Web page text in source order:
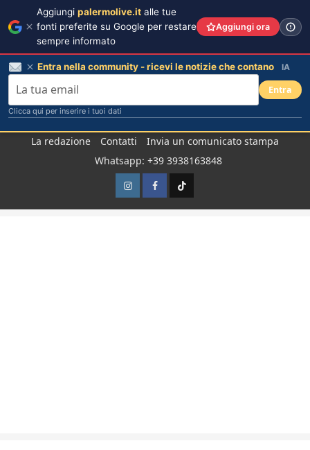
La redazione Contatti
Invia un comunicato stampa
Whatsapp: +39 3938163848
InstagramFacebook
TikTok
Aggiungi palermolive.it alle tue
fonti preferite su Google per restare
sempre informato
Aggiungi ora
Entra nella community - ricevi le notizie che contano IA
Entra
Clicca qui per inserire i tuoi dati